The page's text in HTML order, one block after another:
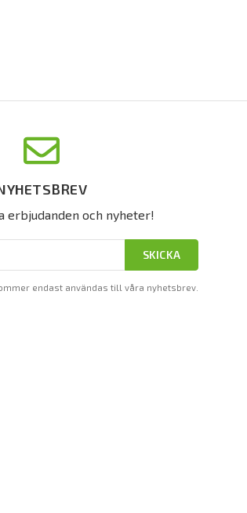
erbjudanden och nyheter!
SKICKA
endast användas till våra nyhetsbrev.